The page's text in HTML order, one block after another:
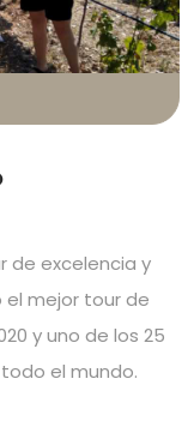
de excelencia y
mejor tour de
y uno de los 25
el mundo.